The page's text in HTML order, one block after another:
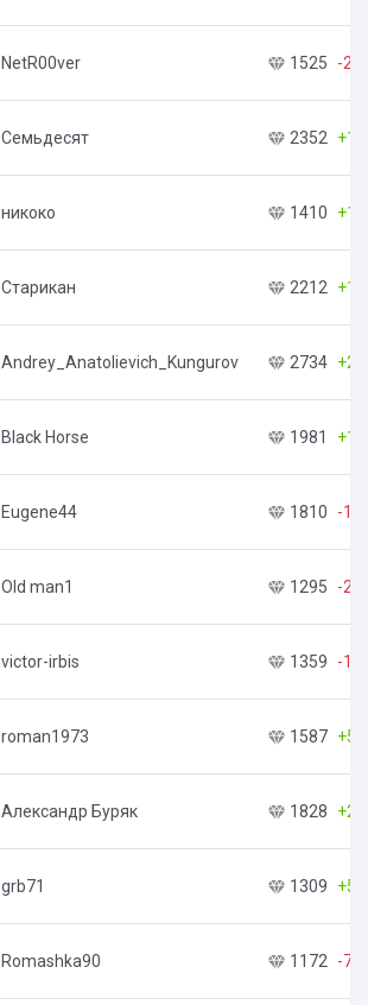
NetR00ver 1525 -
Семьдесят 2352
никоко 1410
Старикан 2212
Andrey_Anatolievich_Kungurov 2734
Black Horse 1981
Eugene44 1810 -
Old man1 1295 -
victor-irbis 1359 -
roman1973 1587
Александр Буряк 1828
grb71 1309 +50
Romashka90 1172 -77